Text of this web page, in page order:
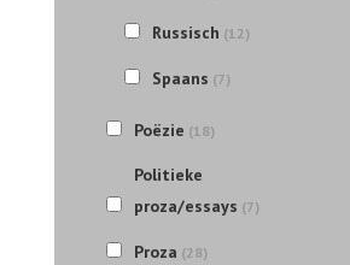
Russisch (12)
Spaans (7)
Poëzie (18)
Politieke
proza/essays (7)
Proza (28)